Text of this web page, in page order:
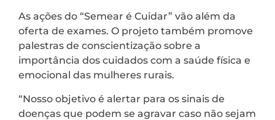
As ações do “Semear é Cuidar” vão além da
oferta de exames. O projeto também promove
palestras de conscientização sobre a
importância dos cuidados com a saúde física e
emocional das mulheres rurais.
“Nosso objetivo é alertar para os sinais de
doenças que podem se agravar caso não sejam